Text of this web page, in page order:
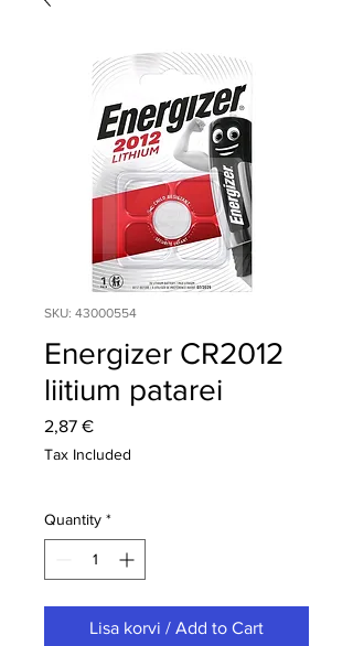
SKU: 43000554
Energizer CR2012
liitium patarei
2,87 €Price
Tax Included
Quantity *
Lisa korvi / Add to Cart